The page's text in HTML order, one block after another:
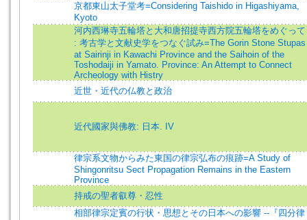
京都東山太子堂考=Considering Taishido in Higashiyama,
Kyoto
河内西琳寺五輪塔と大和唐招提寺西方院五輪塔をめぐって
: 考古学と文献史学をつなぐ試み=The Gorin Stone Stupas
at Sairinji in Kawachi Province and the Saihoin of the
Toshodaiji in Yamato. Province: An Attempt to Connect
Archeology with Histry
近世・近代の仏教と政治
近代國家與佛教: 日本. IV
律宗系文物からみた東国の律宗弘布の痕跡=A Study of
Shingonritsu Sect Propagation Remains in the Eastern
Province
持戒の聖者叡尊・忍性
相部律宗定賓の行状・思想とその日本への影響 --『四分律